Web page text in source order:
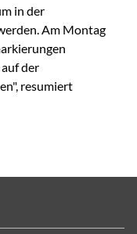
in der
Am Montag
der
resumiert